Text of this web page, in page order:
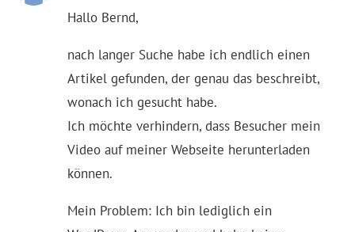
Hallo Bernd,
nach langer Suche habe ich endlich einen
Artikel gefunden, der genau das beschreibt,
wonach ich gesucht habe.
Ich möchte verhindern, dass Besucher mein
Video auf meiner Webseite herunterladen
können.
Mein Problem: Ich bin lediglich ein